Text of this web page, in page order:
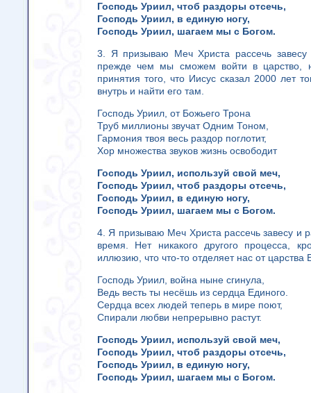
Господь Уриил, чтоб раздоры отсечь,
Господь Уриил, в единую ногу,
Господь Уриил, шагаем мы с Богом.
3. Я призываю Меч Христа рассечь завесу
прежде чем мы сможем войти в царство,
принятия того, что Иисус сказал 2000 лет
внутрь и найти его там.
Господь Уриил, от Божьего Трона
Труб миллионы звучат Одним Тоном,
Гармония твоя весь раздор поглотит,
Хор множества звуков жизнь освободит
Господь Уриил, используй свой меч,
Господь Уриил, чтоб раздоры отсечь,
Господь Уриил, в единую ногу,
Господь Уриил, шагаем мы с Богом.
4. Я призываю Меч Христа рассечь завесу и
время. Нет никакого другого процесса,
иллюзию, что что-то отделяет нас от царства
Господь Уриил, война ныне сгинула,
Ведь весть ты несёшь из сердца Единого.
Сердца всех людей теперь в мире поют,
Спирали любви непрерывно растут.
Господь Уриил, используй свой меч,
Господь Уриил, чтоб раздоры отсечь,
Господь Уриил, в единую ногу,
Господь Уриил, шагаем мы с Богом.